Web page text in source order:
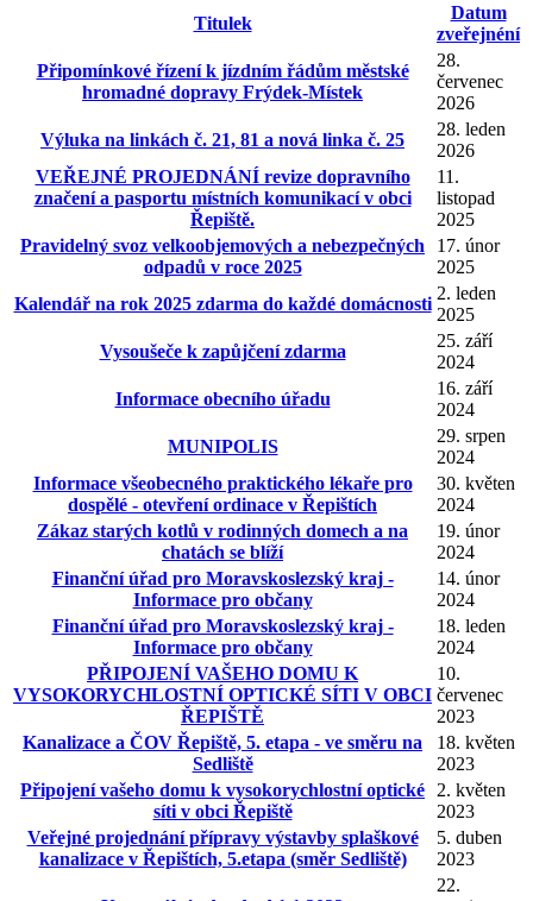
Titulek
Datum
zveřejnéní
Připomínkové řízení k jízdním řádům městské
hromadné dopravy Frýdek-Místek
28.
červenec
2026
Výluka na linkách č. 21, 81 a nová linka č. 25
28. leden
2026
VEŘEJNÉ PROJEDNÁNÍ revize dopravního
značení a pasportu místních komunikací v obci
Řepiště.
11.
listopad
2025
Pravidelný svoz velkoobjemových a nebezpečných
odpadů v roce 2025
17. únor
2025
Kalendář na rok 2025 zdarma do každé domácnosti
2. leden
2025
Vysoušeče k zapůjčení zdarma
25. září
2024
Informace obecního úřadu
16. září
2024
MUNIPOLIS
29. srpen
2024
Informace všeobecného praktického lékaře pro
dospělé - otevření ordinace v Řepištích
30. květen
2024
Zákaz starých kotlů v rodinných domech a na
chatách se blíží
19. únor
2024
Finanční úřad pro Moravskoslezský kraj -
Informace pro občany
14. únor
2024
Finanční úřad pro Moravskoslezský kraj -
Informace pro občany
18. leden
2024
PŘIPOJENÍ VAŠEHO DOMU K
VYSOKORYCHLOSTNÍ OPTICKÉ SÍTI V OBCI
ŘEPIŠTĚ
10.
červenec
2023
Kanalizace a ČOV Řepiště, 5. etapa - ve směru na
Sedliště
18. květen
2023
Připojení vašeho domu k vysokorychlostní optické
síti v obci Řepiště
2. květen
2023
Veřejné projednání přípravy výstavby splaškové
kanalizace v Řepištích, 5.etapa (směr Sedliště)
5. duben
2023
22.